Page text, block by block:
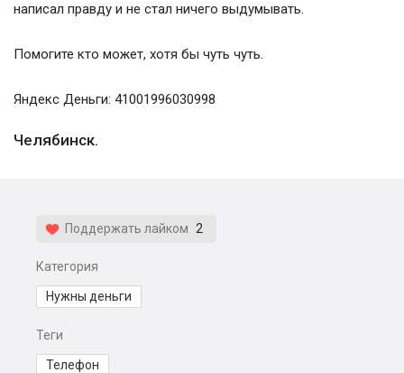
написал правду и не стал ничего выдумывать.
Помогите кто может, хотя бы чуть чуть.
Яндекс Деньги: 41001996030998
Челябинск.
Поддержать лайком 2
Категория
Нужны деньги
Теги
Телефон